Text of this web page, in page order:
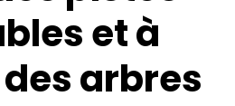
et à
arbres